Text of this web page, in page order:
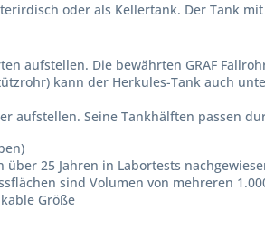
oder als Kellertank. Der Tank
aufstellen. Die bewährten GRAF
kann der Herkules-Tank auch
aufstellen. Seine Tankhälften passen
25 Jahren in Labortests
sind Volumen von mehreren
Größe